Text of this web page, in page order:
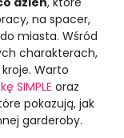
na spacer,
miasta. Wśród
charakterach,
Warto
SIMPLE oraz
pokazują, jak
garderoby.